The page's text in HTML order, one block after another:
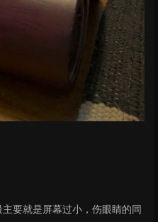
要就是屏幕过小，伤眼睛的同